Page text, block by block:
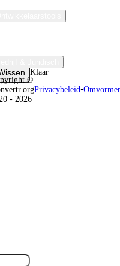
Klaar
©
- 2026
Privacybeleid•